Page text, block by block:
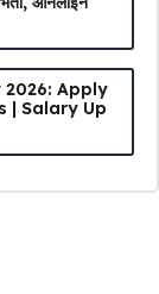
Apply
| Salary Up